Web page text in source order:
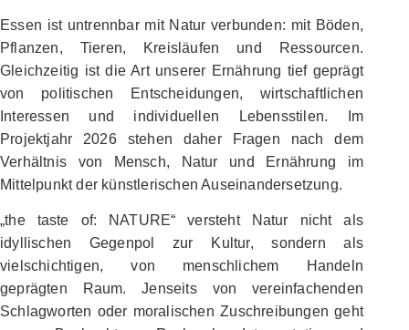
Essen ist untrennbar mit Natur verbunden: mit Böden,
Pflanzen, Tieren, Kreisläufen und Ressourcen.
Gleichzeitig ist die Art unserer Ernährung tief geprägt
von politischen Entscheidungen, wirtschaftlichen
Interessen und individuellen Lebensstilen. Im
Projektjahr 2026 stehen daher Fragen nach dem
Verhältnis von Mensch, Natur und Ernährung im
Mittelpunkt der künstlerischen Auseinandersetzung.
„the taste of: NATURE“ versteht Natur nicht als
idyllischen Gegenpol zur Kultur, sondern als
vielschichtigen, von menschlichem Handeln
geprägten Raum. Jenseits von vereinfachenden
Schlagworten oder moralischen Zuschreibungen geht